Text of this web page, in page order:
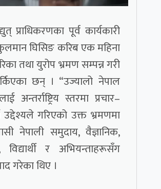
प्राधिकरणका पूर्व कार्यकारी
घिसिङ करिब एक महिना
तथा युरोप भ्रमण सम्पन्न गरी
छन् । “उज्यालो नेपाल
अन्तर्राष्ट्रिय स्तरमा प्रचार–
उद्देश्यले गरिएको उक्त भ्रमणमा
नेपाली समुदाय, वैज्ञानिक,
विद्यार्थी र अभियन्ताहरूसँग
गरेका थिए ।